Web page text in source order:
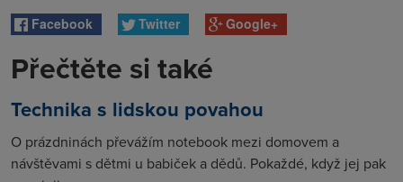
Facebook Twitter Google+
Přečtěte si také
Technika s lidskou povahou
O prázdninách převážím notebook mezi domovem a
návštěvami s dětmi u babiček a dědů. Pokaždé, když jej pak